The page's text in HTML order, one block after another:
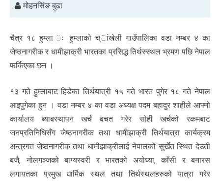
मोहनसिंङ बुढा
चैत्र १८ हुम्ला ः हुम्लाको च्ांखेली गाउँपालिका वडा नम्बर ४ का
जेष्ठनागरीक र धामीझाक्री भारतका प्रसिद्ध तिर्थस्स्थल भ्रमण पछि नेपाल
फर्किएका छन ।
१३ गते हुम्लाबाट हिडेका तिर्थयात्री १५ गते भारत पुगेर १८ गते नेपाल
आइपुगेका हुन । वडा नम्बर ४ का वडा अध्यक्ष पदम बहादुर शाहीले आफ्नो
कार्यालय ब्याबस्थापन खर्च बचत गरेर सोही खर्चको रकमबाट
जनप्रतिनिधिसँग जेष्ठनागरीक तथा धामीझाक्री तिर्थयात्रा कार्यक्रम
अन्त्रगत जेष्ठनागरीक तथा धामीझाक्रीलाई नेपालको सुर्खेत स्थित देउती
बजै, नोलगञ्जको बाग्यस्वरी र भारतको अयोध्या, काँसी र बनारस
लगायतका प्रमुख धार्मिक स्थल तथा तिर्थस्थलहरुको यात्रा गरेर